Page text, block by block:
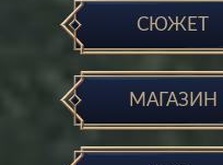
СЮЖЕТ
МАГАЗИН